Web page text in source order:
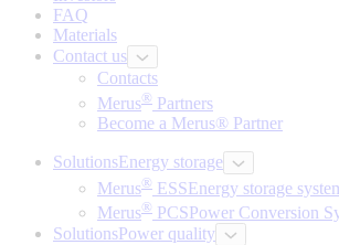
FAQ
Materials
Contact us
Contacts
Merus® Partners
Become a Merus® Partner
SolutionsEnergy storage
Merus® ESSEnergy storage
Merus® PCSPower Conversion
SolutionsPower quality